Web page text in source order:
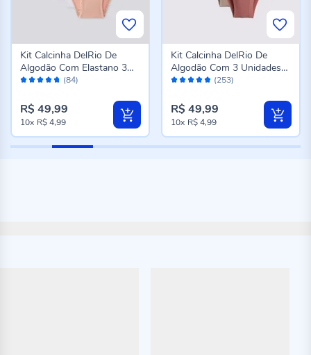
Avaliação: (84)
Kit Calcinha DelRio De
Algodão Com Elastano 3
Unidades Mousse/Bc/Pto
R$ 49,99
10x R$ 4,99
Avaliação: (253)
Kit Calcinha DelRio De
Algodão Com 3 Unidades
K6
R$ 49,99
10x R$ 4,99